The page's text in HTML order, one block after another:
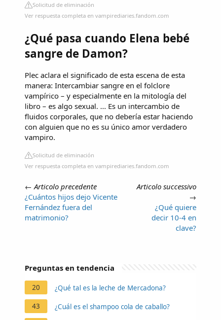
Solicitud de eliminación
Ver respuesta completa en vampirediaries.fandom.com
¿Qué pasa cuando Elena bebé
sangre de Damon?
Plec aclara el significado de esta escena de esta
manera: Intercambiar sangre en el folclore
vampírico – y especialmente en la mitología del
libro – es algo sexual. ... Es un intercambio de
fluidos corporales, que no debería estar haciendo
con alguien que no es su único amor verdadero
vampiro.
Solicitud de eliminación
Ver respuesta completa en vampirediaries.fandom.com
←Articolo precedente
¿Cuántos hijos dejo Vicente
Fernández fuera del
matrimonio?
Articolo successivo
→
¿Qué quiere
decir 10-4 en
clave?
Preguntas en tendencia
20 ¿Qué tal es la leche de Mercadona?
43 ¿Cuál es el shampoo cola de caballo?